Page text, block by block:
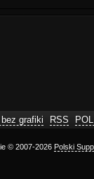
grafiki RSS
© 2007-2026 Polski